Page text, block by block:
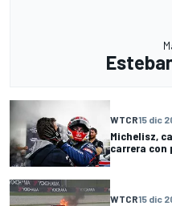
WTCR15 dic
Michelisz,
carrera con
WTCR15 dic